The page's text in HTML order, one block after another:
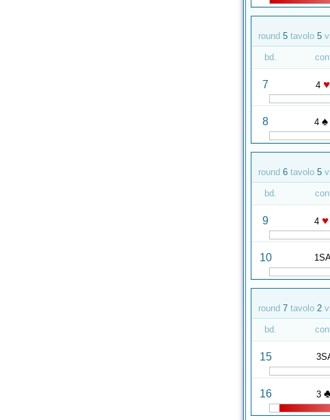
round 5 tavolo 5
bd.
7 4 ♥
8 4 ♠
round 6 tavolo 5
bd.
9 4 ♥
10
round 7 tavolo 2
bd.
15
16 3